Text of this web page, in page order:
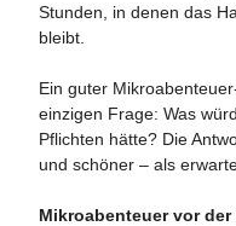
Stunden, in denen das
bleibt.
Ein guter
einzigen Frage: Was
Pflichten hätte? Die
und schöner – als
Mikroabenteuer vor